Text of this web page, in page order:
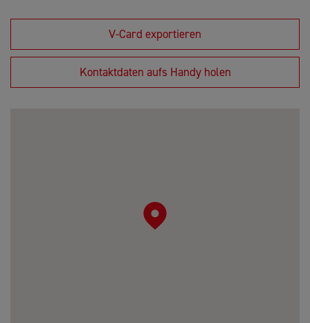
V-Card exportieren
Kontaktdaten aufs Handy holen